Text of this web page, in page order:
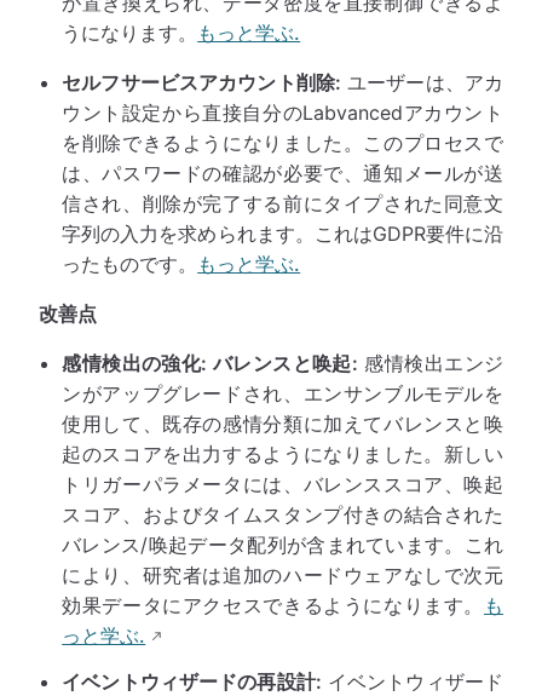
うになります。
もっと学ぶ.
セルフサービスアカウント削除: ユーザーは、アカ
ウント設定から直接自分のLabvancedアカウント
を削除できるようになりました。このプロセスで
は、パスワードの確認が必要で、通知メールが送
信され、削除が完了する前にタイプされた同意文
字列の入力を求められます。これはGDPR要件に沿
ったものです。
もっと学ぶ.
改善点
感情検出の強化: バレンスと唤起: 感情検出エンジ
ンがアップグレードされ、エンサンブルモデルを
使用して、既存の感情分類に加えてバレンスと唤
起のスコアを出力するようになりました。新しい
トリガーパラメータには、バレンススコア、唤起
スコア、およびタイムスタンプ付きの結合された
バレンス/唤起データ配列が含まれています。これ
により、研究者は追加のハードウェアなしで次元
効果データにアクセスできるようになります。
も
っと学ぶ.
イベントウィザードの再設計: イベントウィザード